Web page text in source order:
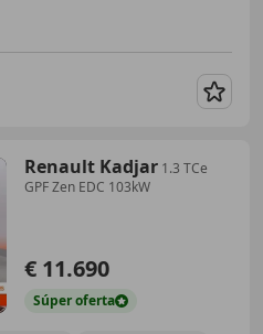
Renault Kadjar 1.3 TCe
GPF Zen EDC 103kW
€ 11.690
Súperoferta